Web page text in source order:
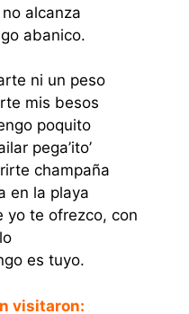
alcanza
abanico.
ni un peso
mis besos
poquito
pega’ito’
champaña
en la playa
yo te ofrezco, con
es tuyo.
visitaron: